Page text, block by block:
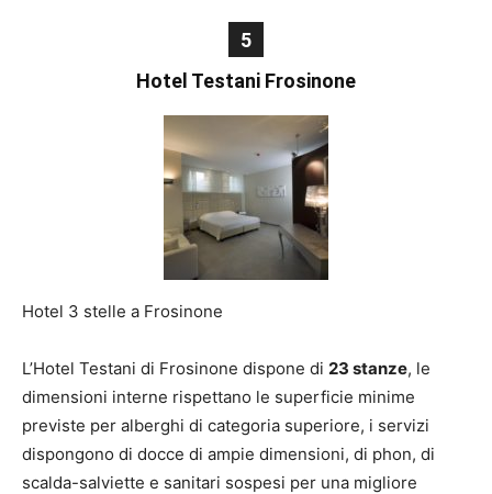
5
Hotel Testani Frosinone
Hotel 3 stelle a Frosinone
L’Hotel Testani di Frosinone dispone di 23 stanze, le
dimensioni interne rispettano le superficie minime
previste per alberghi di categoria superiore, i servizi
dispongono di docce di ampie dimensioni, di phon, di
scalda-salviette e sanitari sospesi per una migliore